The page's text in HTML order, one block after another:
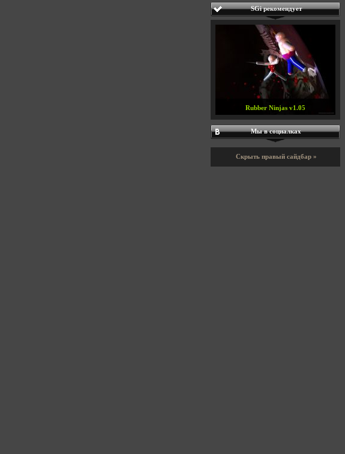
SGi рекомендует
Rubber Ninjas v1.05
Мы в социалках
Скрыть правый сайдбар »